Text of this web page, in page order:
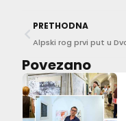
PRETHODNA
Povezano